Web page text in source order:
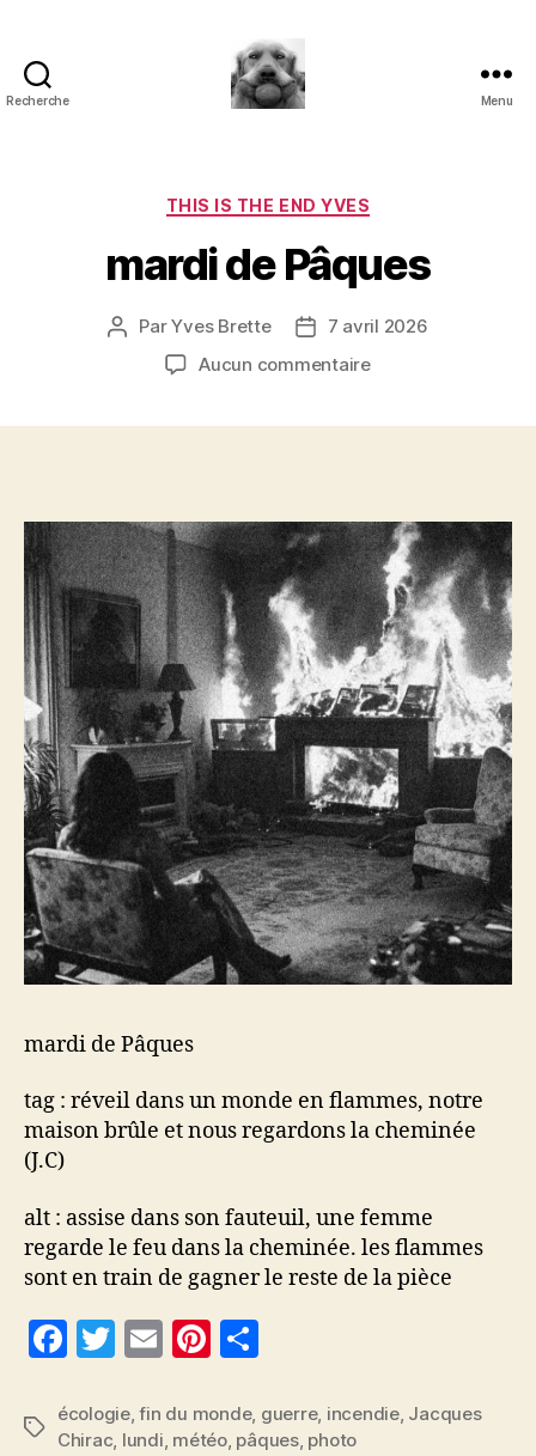
Recherche
paradoxe
fleur
Menu
Catégories
THIS IS THE END YVES
mardi de Pâques
Auteur
l’article
ParYves Brette
Date7 avril 2026
Aucun commentairesur
mardi de Pâques
tag : réveil dans un monde en flammes, notre
maison brûle et nous regardons la cheminée
(J.C)
alt : assise dans son fauteuil, une femme
regarde le feu dans la cheminée. les flammes
sont en train de gagner le reste de la pièce
F
c
T
itt
E
ai
Pi
er rt
Étiquettes
écologie,fin du monde, guerre, incendie, Jacques
Chirac, lundi, météo, pâques, photo